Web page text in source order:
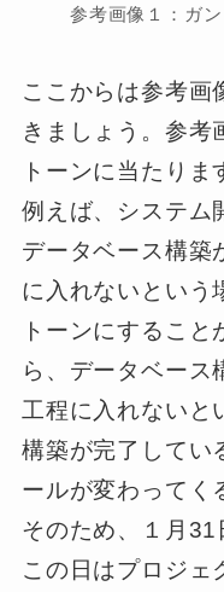
参考画像１：ガ
ここからは参考画
きましょう。参
トーンに当たりま
例えば、システム
データベース構築
に入れないという
トーンにするこ
ら、データベース
工程に入れないと
構築が完了してい
ールが変わってく
そのため、１月31
この日はプロジェ